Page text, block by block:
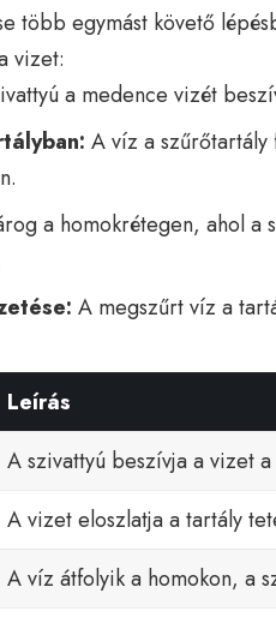
több egymást követő
vizet:
a medence vizét
A víz a
a homokrétegen, ahol a
A megszűrt víz a
Leírás
A szivattyú beszívja a vizet
A vizet eloszlatja a tartály
A víz átfolyik a homokon, a